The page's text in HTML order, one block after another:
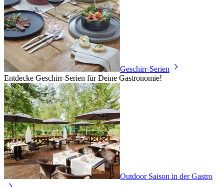
Geschirr-Serien
Entdecke Geschirr-Serien für Deine Gastronomie!
Outdoor Saison in der Gastro